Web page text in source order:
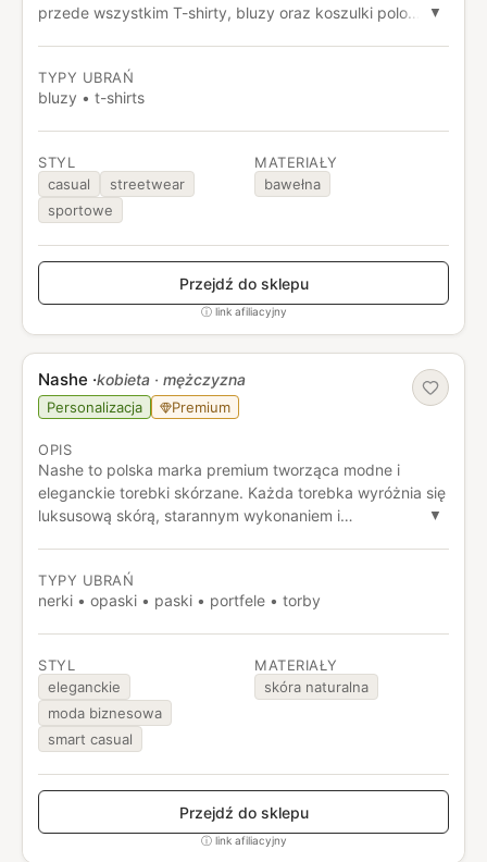
przede wszystkim T-shirty, bluzy oraz koszulki polo
nowoczesne kroje – od klasycznych po oversize – oraz
staranne wykończenie i dbałość o detale. Istotnym
elementem działalności marki są możliwości
odzieży pod własne kolekcje i identyfikacje wizualne.
BrandMe łączy estetykę minimalistycznego streetwearu z
funkcjonalnością, oferując produkty, które sprawdzają się
zarówno w codziennym użytkowaniu, jak i w projektach
brandowych czy firmowych.
▼
TYPY UBRAŃ
bluzy • t-shirts
STYL
casual
streetwear
sportowe
MATERIAŁY
bawełna
Przejdź do sklepu
ⓘ link afiliacyjny
Nashe ·kobieta · mężczyzna
Personalizacja Premium
OPIS
Nashe to polska marka premium tworząca modne i
eleganckie torebki skórzane. Każda torebka wyróżnia się
luksusową skórą, starannym wykonaniem i
▼
TYPY UBRAŃ
nerki • opaski • paski • portfele • torby
STYL
eleganckie
moda biznesowa
smart casual
MATERIAŁY
skóra naturalna
Przejdź do sklepu
ⓘ link afiliacyjny